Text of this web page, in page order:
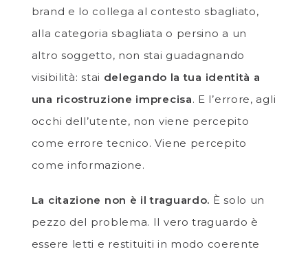
brand e lo collega al contesto sbagliato,
alla categoria sbagliata o persino a un
altro soggetto, non stai guadagnando
visibilità: stai delegando la tua identità a
una ricostruzione imprecisa. E l’errore, agli
occhi dell’utente, non viene percepito
come errore tecnico. Viene percepito
come informazione.
La citazione non è il traguardo. È solo un
pezzo del problema. Il vero traguardo è
essere letti e restituiti in modo coerente